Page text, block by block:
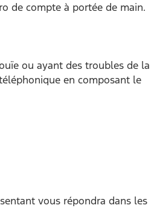
de compte à portée de main.
ou ayant des troubles de la
en composant le
vous répondra dans les